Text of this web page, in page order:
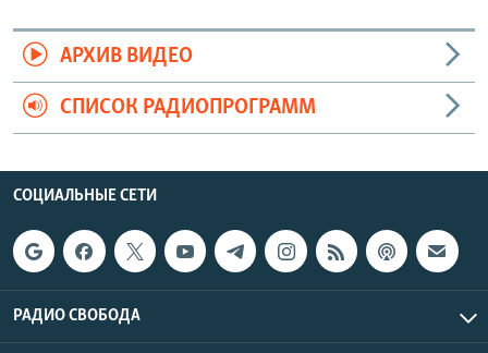
АРХИВ ВИДЕО
СПИСОК РАДИОПРОГРАММ
СОЦИАЛЬНЫЕ СЕТИ
РАДИО СВОБОДА